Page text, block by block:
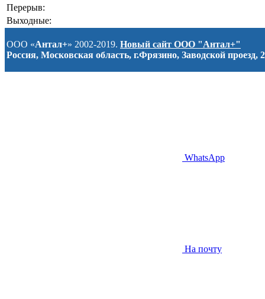
Перерыв:
Выходные:
ООО «Антал+» 2002-2019. Новый сайт ООО "Антал+"
Россия, Московская область, г.Фрязино, Заводской проезд, 2
WhatsApp
На почту